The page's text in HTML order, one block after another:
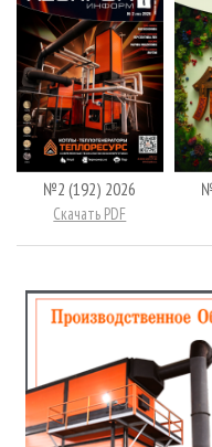
№2 (192) 2026
Скачать PDF